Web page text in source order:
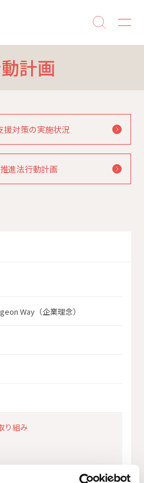
計画
援対策の実施状況
進法行動計画
Way（企業理念）
り組み